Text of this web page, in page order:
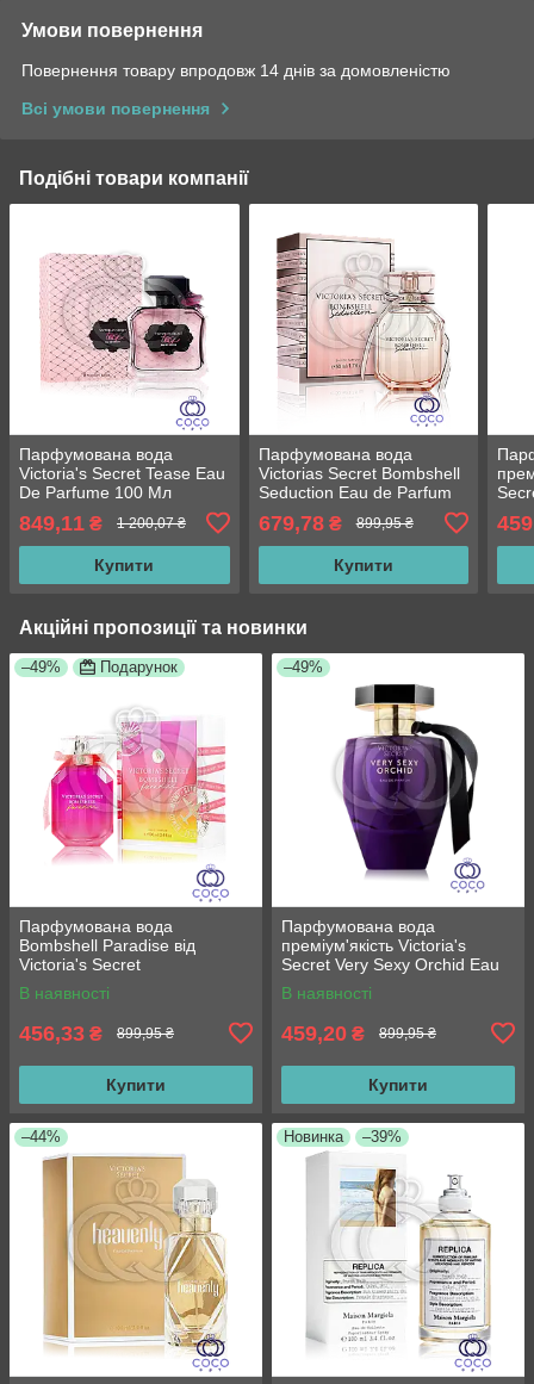
Умови повернення
Повернення товару впродовж 14 днів за домовленістю
Всі умови повернення
Подібні товари компанії
Парфумована вода
Victoria's Secret Tease Eau
De Parfume 100 Мл
849,11 ₴ 1 200,07 ₴
Купити
Парфумована вода
Victorias Secret Bombshell
Seduction Eau de Parfum
(Оригінальна якість) 100
мл
679,78₴ 899,95 ₴
Купити
Акційні пропозиції та новинки
–49% Подарунок
Парфумована вода
Bombshell Paradise від
Victoria's Secret
В наявності
456,33 ₴ 899,95 ₴
Купити
–49%
Парфумована вода
преміум'якість Victoria's
Secret Very Sexy Orchid Eau
de Parfum 100 Мл
В наявності
459,20 ₴ 899,95 ₴
Купити
–44% Новинка –39%